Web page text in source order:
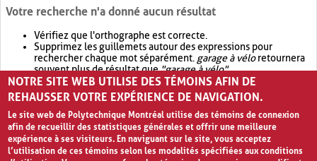
Votre recherche n'a donné aucun résultat
Vérifiez que l'orthographe est correcte.
Supprimez les guillemets autour des expressions pour
rechercher chaque mot séparément. garage à véloretournera
souvent plus de résultat que"garage à vélo".
Envisagez d'élargir votre recherche avec OR.garage OR vélo
retournera souvent plus de résultat quegarage à vélo
NOTRE SITE WEB UTILISE DES TÉMOINS AFIN DE
REHAUSSER VOTRE EXPÉRIENCE DE NAVIGATION.
Le site web de Polytechnique Montréal utilise des témoins de connexion
afin de recueillir des statistiques générales et offrir une meilleure
expérience à ses visiteurs. En naviguant sur le site, vous acceptez
l’utilisation de ces témoins selon les modalités spécifiées aux conditions